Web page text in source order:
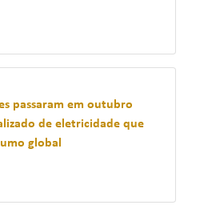
passaram em outubro
de eletricidade que
global